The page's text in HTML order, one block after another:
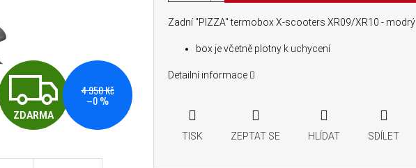
ZDARMA
ZDARMA
4 950 Kč
–0 %
Zadní "PIZZA" termobox X-scooters XR09/XR10 - modrý
box je včetně plotny k uchycení
Detailní informace
TISK ZEPTAT SE HLÍDAT SDÍLET